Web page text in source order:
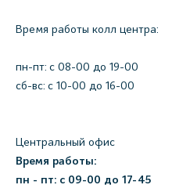
Время работы колл центра:
пн-пт: c 08-00 до 19-00
сб-вс: с 10-00 до 16-00
Центральный офис
Время работы:
пн - пт: с 09-00 до 17-45